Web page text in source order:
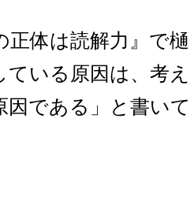
正体は読解力』で
ている原因は、考
因である」と書い